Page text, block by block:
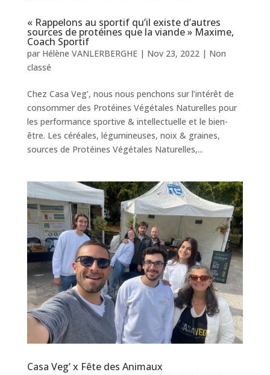
« Rappelons au sportif qu’il existe d’autres
sources de protéines que la viande » Maxime,
Coach Sportif
par Hélène VANLERBERGHE| Nov 23, 2022| Non
classé
Chez Casa Veg’, nous nous penchons sur l’intérêt de
consommer des Protéines Végétales Naturelles pour
les performance sportive & intellectuelle et le bien-
être. Les céréales, légumineuses, noix & graines,
sources de Protéines Végétales Naturelles,...
Casa Veg’ x Fête des Animaux